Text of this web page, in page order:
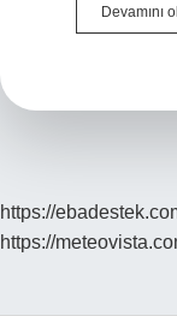
Devamını
https://
https://